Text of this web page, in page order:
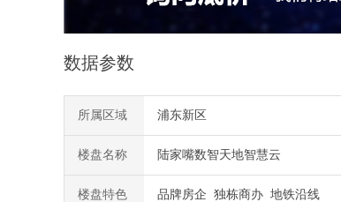
数据参数
所属区域 浦东新区
楼盘名称 陆家嘴数智天地智慧云
楼盘特色 品牌房企 独栋商办 地铁沿线